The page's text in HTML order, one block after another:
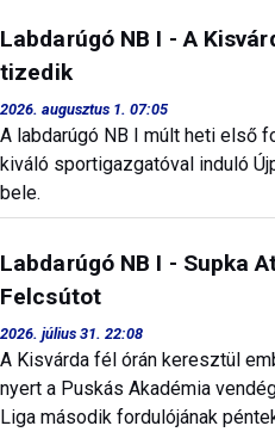
Labdarúgó NB I - A
tizedik
2026. augusztus 1. 07:05
A labdarúgó NB I múlt heti első
kiváló sportigazgatóval induló
bele.
Labdarúgó NB I - Supka
Felcsútot
2026. július 31. 22:08
A Kisvárda fél órán keresztül
nyert a Puskás Akadémia
Liga második fordulójának